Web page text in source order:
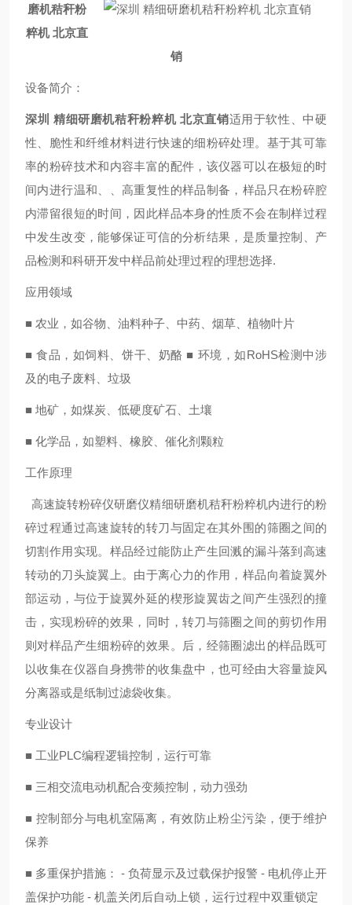
磨机秸秆粉
粹机 北京直
销
设备简介 ：
深圳 精细研磨机秸秆粉粹机 北京直销适用于软性、中硬
性、脆性和纤维材料进行快速的细粉碎处理。基于其可靠
率的粉碎技术和内容丰富的配件，该仪器可以在极短的时
间内进行温和、、高重复性的样品制备，样品只在粉碎腔
内滞留很短的时间，因此样品本身的性质不会在制样过程
中发生改变，能够保证可信的分析结果，是质量控制、产
品检测和科研开发中样品前处理过程的理想选择.
应用领域
■ 农业，如谷物、油料种子、中药、烟草、植物叶片
■ 食品，如饲料、饼干、奶酪 ■ 环境，如RoHS检测中涉
及的电子废料、垃圾
■ 地矿，如煤炭、低硬度矿石、土壤
■ 化学品，如塑料、橡胶、催化剂颗粒
工作原理
高速旋转粉碎仪研磨仪精细研磨机秸秆粉粹机内进行的粉
碎过程通过高速旋转的转刀与固定在其外围的筛圈之间的
切割作用实现。样品经过能防止产生回溅的漏斗落到高速
转动的刀头旋翼上。由于离心力的作用，样品向着旋翼外
部运动，与位于旋翼外延的楔形旋翼齿之间产生强烈的撞
击，实现粉碎的效果，同时，转刀与筛圈之间的剪切作用
则对样品产生细粉碎的效果。后，经筛圈滤出的样品既可
以收集在仪器自身携带的收集盘中，也可经由大容量旋风
分离器或是纸制过滤袋收集。
专业设计
■ 工业PLC编程逻辑控制，运行可靠
■ 三相交流电动机配合变频控制，动力强劲
■ 控制部分与电机室隔离，有效防止粉尘污染，便于维护
保养
■ 多重保护措施： - 负荷显示及过载保护报警 - 电机停止开
盖保护功能 - 机盖关闭后自动上锁，运行过程中双重锁定